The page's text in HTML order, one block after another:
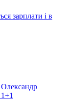
зарплати і в
Олександр